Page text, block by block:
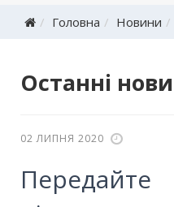
Головна Новини
Останні
02 ЛИПНЯ 2020